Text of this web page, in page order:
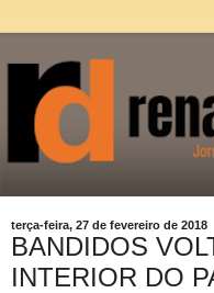
terça-feira, 27 de fevereiro de 2018
BANDIDOS
INTERIOR DO